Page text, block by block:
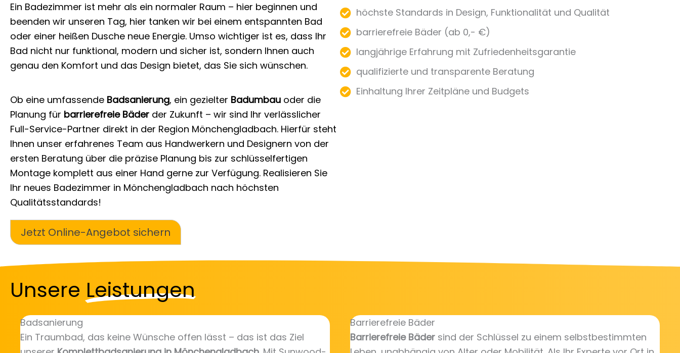
Ein Badezimmer ist mehr als ein normaler Raum – hier beginnen und
beenden wir unseren Tag, hier tanken wir bei einem entspannten Bad
oder einer heißen Dusche neue Energie. Umso wichtiger ist es, dass Ihr
Bad nicht nur funktional, modern und sicher ist, sondern Ihnen auch
genau den Komfort und das Design bietet, das Sie sich wünschen.
Ob eine umfassende Badsanierung, ein gezielter Badumbau oder die
Planung für barrierefreie Bäder der Zukunft – wir sind Ihr verlässlicher
Full-Service-Partner direkt in der Region Mönchengladbach. Hierfür steht
Ihnen unser erfahrenes Team aus Handwerkern und Designern von der
ersten Beratung über die präzise Planung bis zur schlüsselfertigen
Montage komplett aus einer Hand gerne zur Verfügung. Realisieren Sie
Ihr neues Badezimmer in Mönchengladbach nach höchsten
Qualitätsstandards!
Jetzt Online-Angebot sichern
höchste Standards in Design, Funktionalität und Qualität
barrierefreie Bäder (ab 0,- €)
langjährige Erfahrung mit Zufriedenheitsgarantie
qualifizierte und transparente Beratung
Einhaltung Ihrer Zeitpläne und Budgets
Unsere Leistungen
Badsanierung
Ein Traumbad, das keine Wünsche offen lässt – das ist das Ziel
Barrierefreie Bäder
Barrierefreie Bäder sind der Schlüssel zu einem selbstbestimmten